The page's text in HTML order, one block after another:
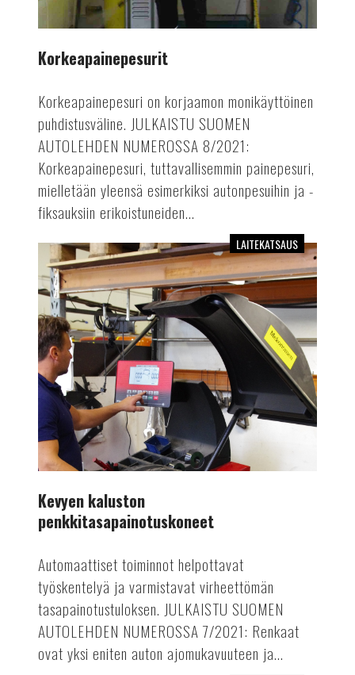
Korkeapainepesurit
Korkeapainepesuri on korjaamon monikäyttöinen
puhdistusväline. JULKAISTU SUOMEN
AUTOLEHDEN NUMEROSSA 8/2021:
Korkeapainepesuri, tuttavallisemmin painepesuri,
mielletään yleensä esimerkiksi autonpesuihin ja -
fiksauksiin erikoistuneiden...
Kevyen
kaluston
penkkitasapainotuskoneet
LAITEKATSAUS
Kevyen kaluston
penkkitasapainotuskoneet
Automaattiset toiminnot helpottavat
työskentelyä ja varmistavat virheettömän
tasapainotustuloksen. JULKAISTU SUOMEN
AUTOLEHDEN NUMEROSSA 7/2021: Renkaat
ovat yksi eniten auton ajomukavuuteen ja...